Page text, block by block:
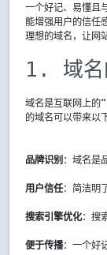
一个好记、易懂且
能增强用户的信任
理想的域名，让网
1. 域名
域名是互联网上的
的域名可以带来以
品牌识别 ：域名是
用户信任：简洁明
搜索引擎优化：搜
便于传播：一个好